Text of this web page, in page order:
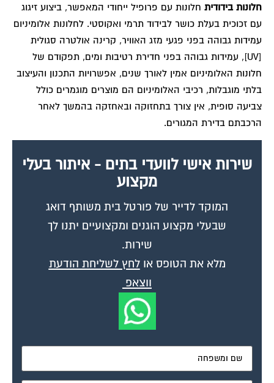
חלונות בידודית חלונות עם פרופיל ייחודי המאפשר, ביצוע זיגוג
עם זכוכית בעלת כושר לבידוד תרמי ואקוסטי. לחלונות אלומיניום
עמידות גבוהה בפני פגעי מזג האוויר, קרינה אולטרה סגולית
[UV], עמידות גבוהה בפני חדירת רטיבות ומים, תפקודם של
חלונות האלומיניום אמין לאורך שנים, אפשרויות התכנון והעיצוב
בלתי מוגבלות, רכיבי האלומיניום הם מוצרים מוגמרים כולל
צביעה סופית, אין צורך בתחזוקה ובאחזקה בהמשך לאחר
הרכבתם בדירת המגורים.
שירות אישי לוועדי בתים - איתור בעלי
מקצוע
המוקד לדייר של פורטל בית משותף דואג
שבעלי מקצוע הוגנים ומקצועיים יתנו לך
שירות.
מלא את הטופס אולחץ לשליחת הודעת
ווצאפ